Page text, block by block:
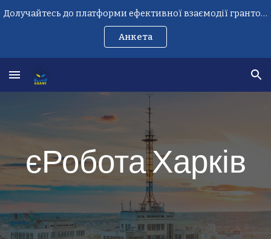
Долучайтесь до платформи ефективної взаємодії грантоотримувачів
Анкета
єРоботаХарків